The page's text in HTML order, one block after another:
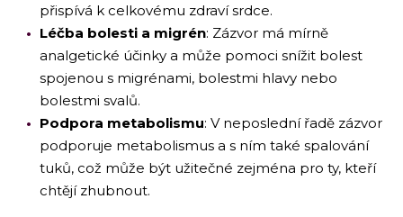
přispívá k celkovému zdraví srdce.
Léčba bolesti a migrén: Zázvor má mírně
analgetické účinky a může pomoci snížit bolest
spojenou s migrénami, bolestmi hlavy nebo
bolestmi svalů.
Podpora metabolismu: V neposlední řadě zázvor
podporuje metabolismus a s ním také spalování
tuků, což může být užitečné zejména pro ty, kteří
chtějí zhubnout.